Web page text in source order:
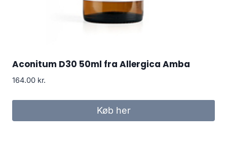
Aconitum D30 50ml fra Allergica Amba
164.00 kr.
Køb her